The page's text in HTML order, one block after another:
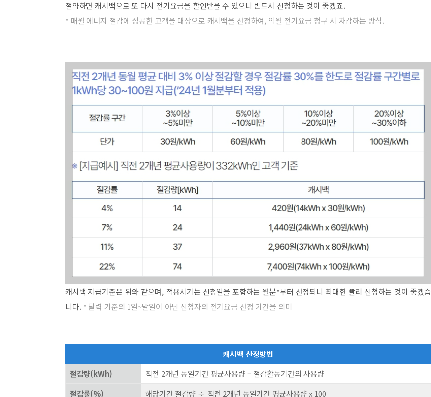
절약하면 캐시백으로 또 다시 전기요금을 할인받을 수 있으니 반드시 신청하는 것이 좋겠죠.
* 매월 에너지 절감에 성공한 고객을 대상으로 캐시백을 산정하여, 익월 전기요금 청구 시 차감하는 방식.
캐시백 지급기준은 위와 같으며, 적용시기는 신청일을 포함하는 월분*부터 산정되니 최대한 빨리 신청하는 것이 좋겠습
니다. * 달력 기준의 1일~말일이 아닌 신청자의 전기요금 산정 기간을 의미
캐시백 산정방법
절감량(kWh)
직전 2개년 동일기간 평균사용량 – 절감활동기간의 사용량
절감률(%)
해당기간 절감량 ÷ 직전 2개년 동일기간 평균사용량 x 100